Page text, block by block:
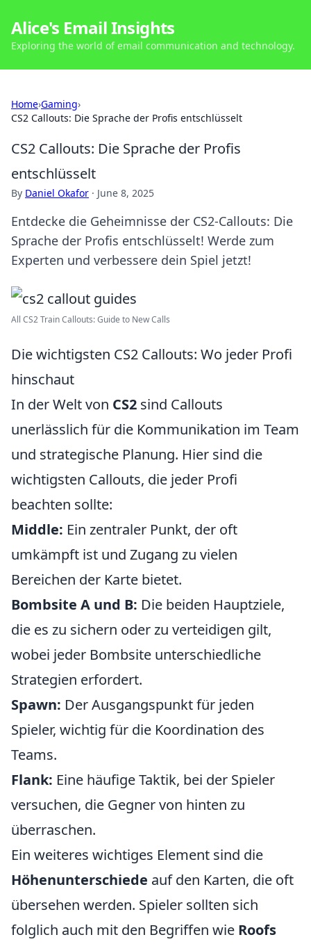
Alice's Email Insights
Exploring the world of email communication and technology.
Home›Gaming›
CS2 Callouts: Die Sprache der Profis entschlüsselt
CS2 Callouts: Die Sprache der Profis
entschlüsselt
By Daniel Okafor · June 8, 2025
Entdecke die Geheimnisse der CS2-Callouts: Die
Sprache der Profis entschlüsselt! Werde zum
Experten und verbessere dein Spiel jetzt!
All CS2 Train Callouts: Guide to New Calls
Die wichtigsten CS2 Callouts: Wo jeder Profi
hinschaut
In der Welt von CS2 sind Callouts
unerlässlich für die Kommunikation im Team
und strategische Planung. Hier sind die
wichtigsten Callouts, die jeder Profi
beachten sollte:
Middle: Ein zentraler Punkt, der oft
umkämpft ist und Zugang zu vielen
Bereichen der Karte bietet.
Bombsite A und B: Die beiden Hauptziele,
die es zu sichern oder zu verteidigen gilt,
wobei jeder Bombsite unterschiedliche
Strategien erfordert.
Spawn: Der Ausgangspunkt für jeden
Spieler, wichtig für die Koordination des
Teams.
Flank: Eine häufige Taktik, bei der Spieler
versuchen, die Gegner von hinten zu
überraschen.
Ein weiteres wichtiges Element sind die
Höhenunterschiede auf den Karten, die oft
übersehen werden. Spieler sollten sich
folglich auch mit den Begriffen wie Roofs